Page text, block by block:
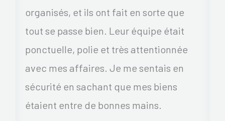
organisés, et ils ont fait en sorte que
tout se passe bien. Leur équipe était
ponctuelle, polie et très attentionnée
avec mes affaires. Je me sentais en
sécurité en sachant que mes biens
étaient entre de bonnes mains.